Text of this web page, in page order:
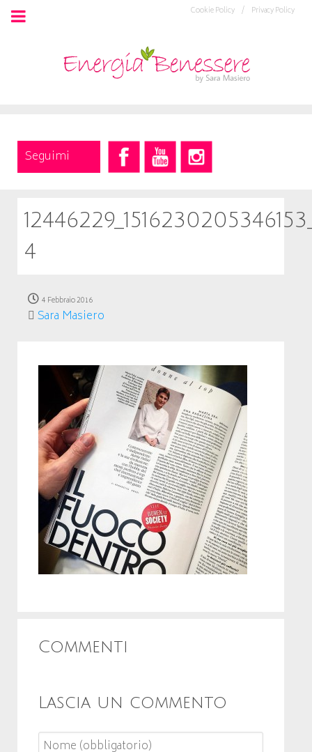
Privacy Policy
Cookie Policy /
Seguimi
4
4 Febbraio 2016
Sara Masiero
Commenti
Lascia un commento